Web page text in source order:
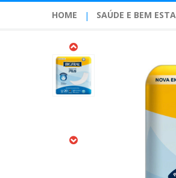
HOME SAÚDE E BEM
Absorvente
Bigfral
Regular